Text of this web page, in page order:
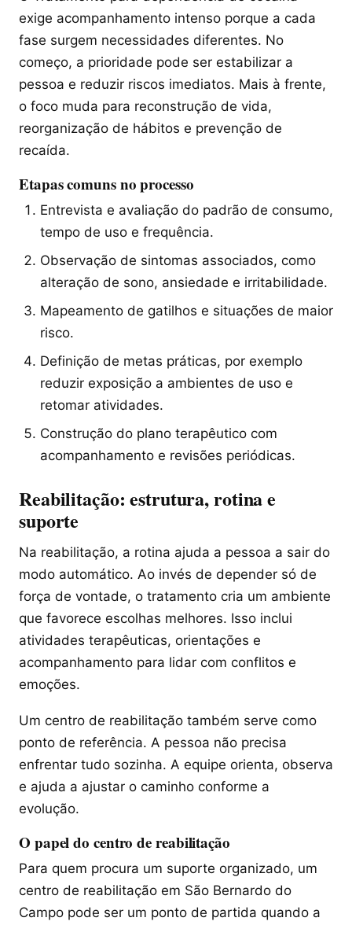
exige acompanhamento intenso porque a cada
fase surgem necessidades diferentes. No
começo, a prioridade pode ser estabilizar a
pessoa e reduzir riscos imediatos. Mais à frente,
o foco muda para reconstrução de vida,
reorganização de hábitos e prevenção de
recaída.
Etapas comuns no processo
Entrevista e avaliação do padrão de consumo,
tempo de uso e frequência.
Observação de sintomas associados, como
alteração de sono, ansiedade e irritabilidade.
Mapeamento de gatilhos e situações de maior
risco.
Definição de metas práticas, por exemplo
reduzir exposição a ambientes de uso e
retomar atividades.
Construção do plano terapêutico com
acompanhamento e revisões periódicas.
Reabilitação: estrutura, rotina e
suporte
Na reabilitação, a rotina ajuda a pessoa a sair do
modo automático. Ao invés de depender só de
força de vontade, o tratamento cria um ambiente
que favorece escolhas melhores. Isso inclui
atividades terapêuticas, orientações e
acompanhamento para lidar com conflitos e
emoções.
Um centro de reabilitação também serve como
ponto de referência. A pessoa não precisa
enfrentar tudo sozinha. A equipe orienta, observa
e ajuda a ajustar o caminho conforme a
evolução.
O papel do centro de reabilitação
Para quem procura um suporte organizado, um
centro de reabilitação em São Bernardo do
Campo pode ser um ponto de partida quando a